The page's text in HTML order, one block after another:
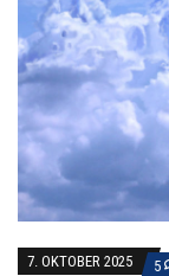
7. OKTOBER 2025 5